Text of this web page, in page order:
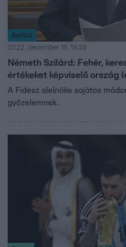
Belföld
2022. december 18. 19:39
Németh Szilárd: Fehér,
értékeket képviselő ország
A Fidesz alelnöke sajátos
győzelemnek.